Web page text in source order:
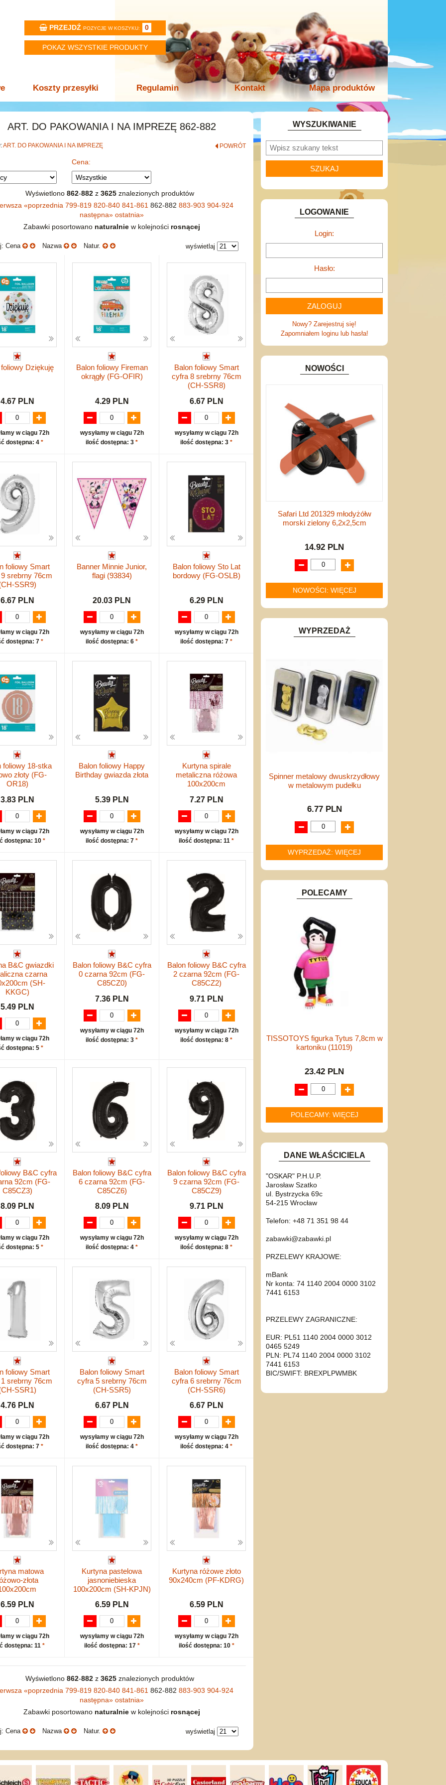
PRZEJDŹ POZYCJE W KOSZYKU: 0
POKAZ WSZYSTKIE PRODUKTY
Koszty przesyłki Regulamin Kontakt Mapa produktów
ART. DO PAKOWANIA I NA IMPREZĘ 862-882
ART. DO PAKOWANIA I NA IMPREZĘ POWRÓT
Cena:
Wyświetlono 862-882z 3625znalezionych produktów
«poprzednia 799-819 820-840 841-861 862-882 883-903 904-924
następna» ostatnia»
Zabawki posortowano naturalniew kolejności rosnącej
Cena Nazwa Natur. wyświetlaj
Dziękuję
4.67 PLN
w ciągu 72h
dostępna: 4 *
Balon foliowy Fireman
okrągły (FG-OFIR)
4.29 PLN
wysyłamy w ciągu 72h
ilość dostępna: 3 *
Balon foliowy Smart
cyfra 8 srebrny 76cm
(CH-SSR8)
6.67 PLN
wysyłamy w ciągu 72h
ilość dostępna: 3 *
foliowy Smart
srebrny 76cm
SSR9)
6.67 PLN
w ciągu 72h
dostępna: 7 *
Banner Minnie Junior,
flagi (93834)
20.03 PLN
wysyłamy w ciągu 72h
ilość dostępna: 6 *
Balon foliowy Sto Lat
bordowy (FG-OSLB)
6.29 PLN
wysyłamy w ciągu 72h
ilość dostępna: 7 *
foliowy 18-stka
złoty (FG-
OR18)
3.83 PLN
w ciągu 72h
dostępna: 10 *
Balon foliowy Happy
Birthday gwiazda złota
5.39 PLN
wysyłamy w ciągu 72h
ilość dostępna: 7 *
Kurtyna spirale
metaliczna różowa
100x200cm
7.27 PLN
wysyłamy w ciągu 72h
ilość dostępna: 11 *
B&C gwiazdki
czarna
(SH-
KKGC)
5.49 PLN
w ciągu 72h
dostępna: 5 *
Balon foliowy B&C cyfra
0 czarna 92cm (FG-
C85CZ0)
7.36 PLN
wysyłamy w ciągu 72h
ilość dostępna: 3 *
Balon foliowy B&C cyfra
2 czarna 92cm (FG-
C85CZ2)
9.71 PLN
wysyłamy w ciągu 72h
ilość dostępna: 8 *
B&C cyfra
92cm (FG-
C85CZ3)
8.09 PLN
w ciągu 72h
dostępna: 5 *
Balon foliowy B&C cyfra
6 czarna 92cm (FG-
C85CZ6)
8.09 PLN
wysyłamy w ciągu 72h
ilość dostępna: 4 *
Balon foliowy B&C cyfra
9 czarna 92cm (FG-
C85CZ9)
9.71 PLN
wysyłamy w ciągu 72h
ilość dostępna: 8 *
foliowy Smart
srebrny 76cm
SSR1)
4.76 PLN
w ciągu 72h
dostępna: 7 *
Balon foliowy Smart
cyfra 5 srebrny 76cm
(CH-SSR5)
6.67 PLN
wysyłamy w ciągu 72h
ilość dostępna: 4 *
Balon foliowy Smart
cyfra 6 srebrny 76cm
(CH-SSR6)
6.67 PLN
wysyłamy w ciągu 72h
ilość dostępna: 4 *
matowa
złota
6.59 PLN
w ciągu 72h
dostępna: 11 *
Kurtyna pastelowa
jasnoniebieska
100x200cm (SH-KPJN)
6.59 PLN
wysyłamy w ciągu 72h
ilość dostępna: 17 *
Kurtyna różowe złoto
90x240cm (PF-KDRG)
6.59 PLN
wysyłamy w ciągu 72h
ilość dostępna: 10 *
Wyświetlono 862-882z 3625znalezionych produktów
«poprzednia 799-819 820-840 841-861 862-882 883-903 904-924
następna» ostatnia»
Zabawki posortowano naturalniew kolejności rosnącej
Cena Nazwa Natur. wyświetlaj
WYSZUKIWANIE
LOGOWANIE
Login:
Hasło:
Nowy? Zarejestruj się!
Zapomniałem loginu lub hasła!
NOWOŚCI
Safari Ltd 201329 młodyżółw
morski zielony 6,2x2,5cm
14.92 PLN
NOWOŚCI: WIĘCEJ
WYPRZEDAŻ
Spinner metalowy dwuskrzydłowy
w metalowym pudełku
6.77 PLN
WYPRZEDAŻ: WIĘCEJ
POLECAMY
TISSOTOYS figurka Tytus 7,8cm w
kartoniku (11019)
23.42 PLN
POLECAMY: WIĘCEJ
DANE WŁAŚCICIELA
"OSKAR" P.H.U.P.
Jarosław Szatko
ul. Bystrzycka 69c
54-215 Wrocław
Telefon: +48 71 351 98 44
zabawki@zabawki.pl
PRZELEWY KRAJOWE:
mBank
Nr konta: 74 1140 2004 0000 3102
7441 6153
PRZELEWY ZAGRANICZNE:
EUR: PL51 1140 2004 0000 3012
0465 5249
PLN: PL74 1140 2004 0000 3102
7441 6153
BIC/SWIFT: BREXPLPWMBK